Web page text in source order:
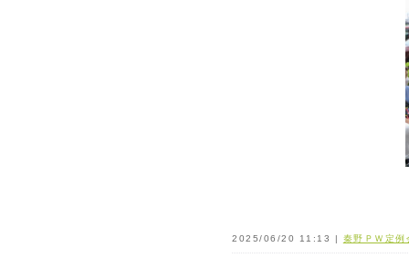
2025/06/20 11:13 | 秦野ＰＷ定例